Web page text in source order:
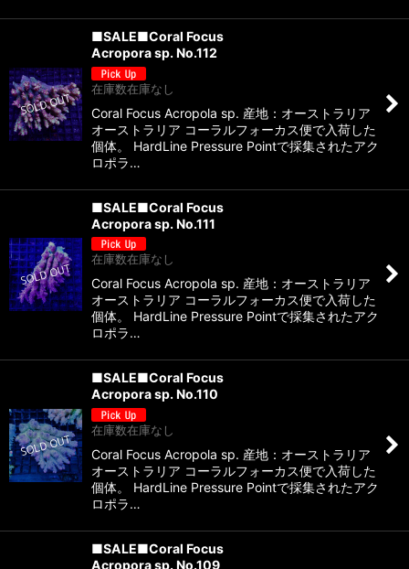
■SALE■Coral Focus
Acropora sp. No.112
在庫数在庫なし
Coral Focus Acropola sp. 産地：オーストラリア
オーストラリア コーラルフォーカス便で入荷した
個体。 HardLine Pressure Pointで採集されたアク
ロポラ…
■SALE■Coral Focus
Acropora sp. No.111
在庫数在庫なし
Coral Focus Acropola sp. 産地：オーストラリア
オーストラリア コーラルフォーカス便で入荷した
個体。 HardLine Pressure Pointで採集されたアク
ロポラ…
■SALE■Coral Focus
Acropora sp. No.110
在庫数在庫なし
Coral Focus Acropola sp. 産地：オーストラリア
オーストラリア コーラルフォーカス便で入荷した
個体。 HardLine Pressure Pointで採集されたアク
ロポラ…
■SALE■Coral Focus
Acropora sp. No.109